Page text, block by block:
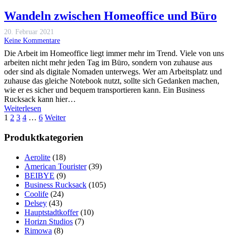
Wandeln zwischen Homeoffice und Büro
20. Februar 2021
Keine Kommentare
Die Arbeit im Homeoffice liegt immer mehr im Trend. Viele von uns
arbeiten nicht mehr jeden Tag im Büro, sondern von zuhause aus
oder sind als digitale Nomaden unterwegs. Wer am Arbeitsplatz und
zuhause das gleiche Notebook nutzt, sollte sich Gedanken machen,
wie er es sicher und bequem transportieren kann. Ein Business
Rucksack kann hier…
Weiterlesen
1 2 3 4 … 6 Weiter
Produktkategorien
Aerolite (18)
American Tourister (39)
BEIBYE (9)
Business Rucksack (105)
Coolife (24)
Delsey (43)
Hauptstadtkoffer (10)
Horizn Studios (7)
Rimowa (8)